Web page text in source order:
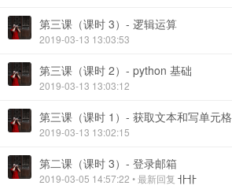
第三课（课时 3）- 逻辑运算
2019-03-13 13:03:53
第三课（课时 2）- python 基础
2019-03-13 13:03:12
第三课（课时 1）- 获取文本和写单元格
2019-03-13 13:02:15
第二课（课时 3）- 登录邮箱
2019-03-05 14:57:22 • 最新回复 卝卝